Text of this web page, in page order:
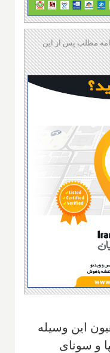
مطلب پس از این
این وسیله
و سونای